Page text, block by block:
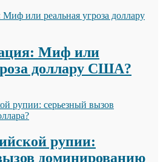
Миф или
доллару США?
рупии:
доминированию